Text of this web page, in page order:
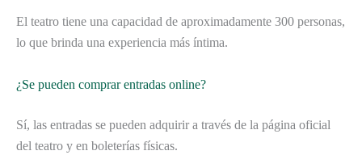
El teatro tiene una capacidad de aproximadamente 300 personas,
lo que brinda una experiencia más íntima.
¿Se pueden comprar entradas online?
Sí, las entradas se pueden adquirir a través de la página oficial
del teatro y en boleterías físicas.